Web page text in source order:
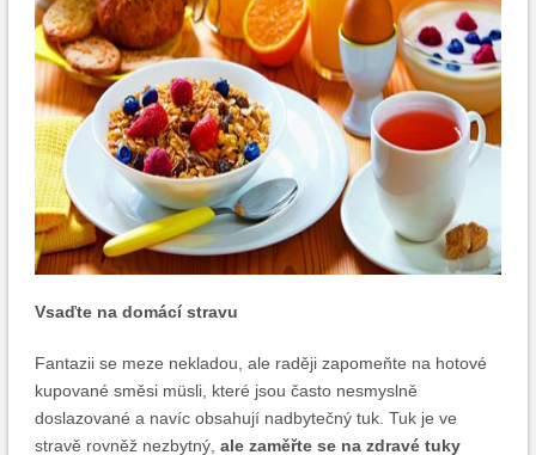
Vsaďte na domácí stravu
Fantazii se meze nekladou, ale raději zapomeňte na hotové
kupované směsi müsli, které jsou často nesmyslně
doslazované a navíc obsahují nadbytečný tuk. Tuk je ve
stravě rovněž nezbytný, ale zaměřte se na zdravé tuky